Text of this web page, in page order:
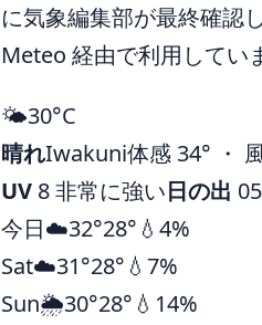
に気象編集部が最終確認
Meteo 経由で利用してい
🌤️30°C
晴れIwakuni体感 34° ・
UV 8 非常に強い日の出
今日☁️32°28° 💧4%
Sat☁️31°28° 💧7%
Sun🌦️30°28° 💧14%